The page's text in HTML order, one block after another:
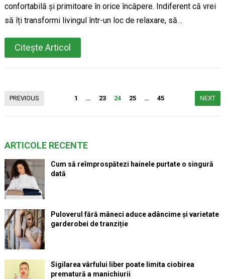
confortabilă și primitoare în orice încăpere. Indiferent că vrei
să îți transformi livingul într-un loc de relaxare, să…
Citește Articol
Paginație
PREVIOUS 1 … 23 24 25 … 45 NEXT
ARTICOLE RECENTE
Cum să reîmprospătezi hainele purtate o singură
dată
Puloverul fără mâneci aduce adâncime și varietate
garderobei de tranziție
Sigilarea vârfului liber poate limita ciobirea
prematură a manichiurii